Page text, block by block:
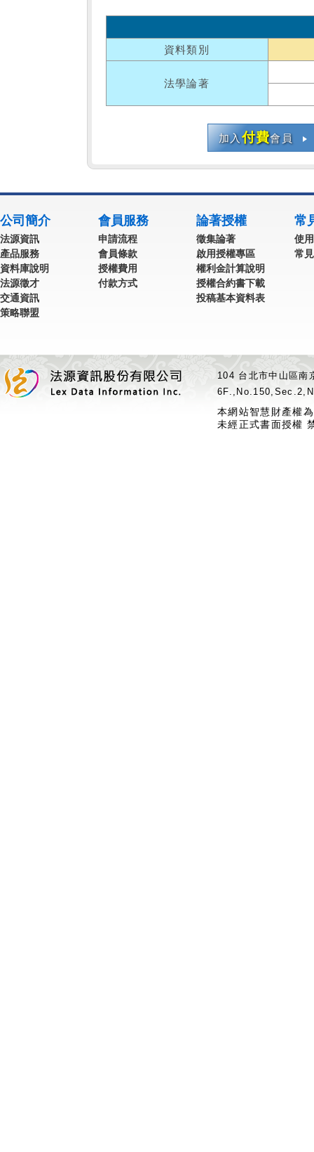
資料類別
法學論著
加入付費會員
公司簡介
法源資訊
產品服務
資料庫說明
法源徵才
交通資訊
策略聯盟
會員服務
申請流程
會員條款
授權費用
付款方式
論著授權
徵集論著
啟用授權專區
權利金計算說明
授權合約書下載
投稿基本資料表
常
使
常
104 台北市中山區
本網站智慧財產權
未經正式書面授權